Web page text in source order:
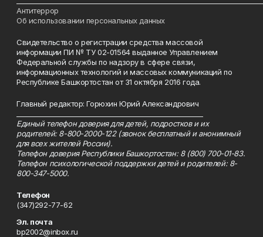
Антитеррор
Об использовании персональных данных
Свидетельство о регистрации средства массовой
информации ПИ № ТУ 02-01564 выданное Управлением
Федеральной службы по надзору в сфере связи,
информационных технологий и массовых коммуникаций по
Республике Башкортостан от 31 октября 2016 года.
Главный редактор: Горюхин Юрий Александрович
Единый телефон доверия для детей, подростков и их
родителей: 8-800-2000-122 (звонок бесплатный и анонимный
для всех жителей России).
Телефон доверия Республики Башкортостан: 8 (800) 700-01-83.
Телефон психологической поддержки детей и родителей: 8-
800-347-5000.
Телефон
(347)292-77-62
Эл. почта
bp2002@inbox.ru